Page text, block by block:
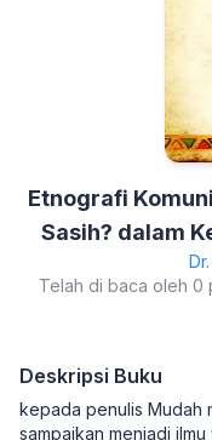
Etnografi
Sasih? dalam
Naga dan
Telah di baca oleh 0
Deskripsi Buku
kepada penulis Mudah
sampaikan menjadi